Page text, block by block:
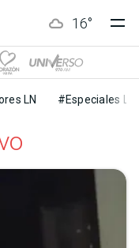
16°
LN #Especiales LN